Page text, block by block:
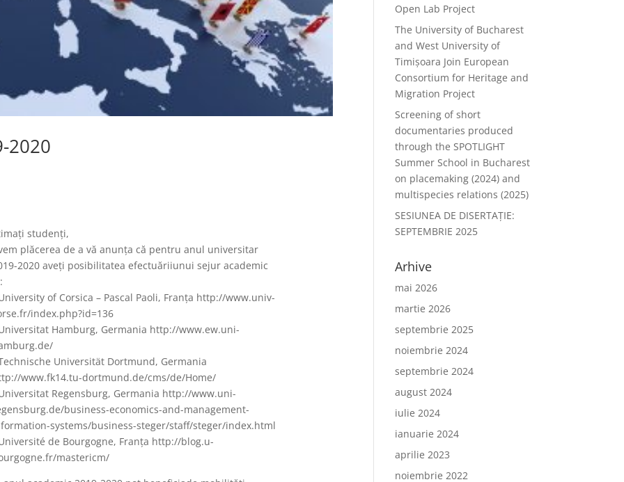
2020
studenţi,
plăcerea de a vă anunţa că pentru anul universitar
2020 aveţi posibilitatea efectuăriiunui sejur academic
of Corsica – Pascal Paoli, Franța http://www.univ-
index.php?id=136
Hamburg, Germania http://www.ew.uni-
Universität Dortmund, Germania
www.fk14.tu-dortmund.de/cms/de/Home/
Regensburg, Germania http://www.uni-
business-economics-and-management-
systems/business-steger/staff/steger/index.html
de Bourgogne, Franța http://blog.u-
mastericm/
Open Lab Project
The University of Bucharest
and West University of
Timișoara Join European
Consortium for Heritage and
Migration Project
Screening of short
documentaries produced
through the SPOTLIGHT
Summer School in Bucharest
on placemaking (2024) and
multispecies relations (2025)
SESIUNEA DE DISERTAŢIE:
SEPTEMBRIE 2025
Arhive
mai 2026
martie 2026
septembrie 2025
noiembrie 2024
septembrie 2024
august 2024
iulie 2024
ianuarie 2024
aprilie 2023
noiembrie 2022